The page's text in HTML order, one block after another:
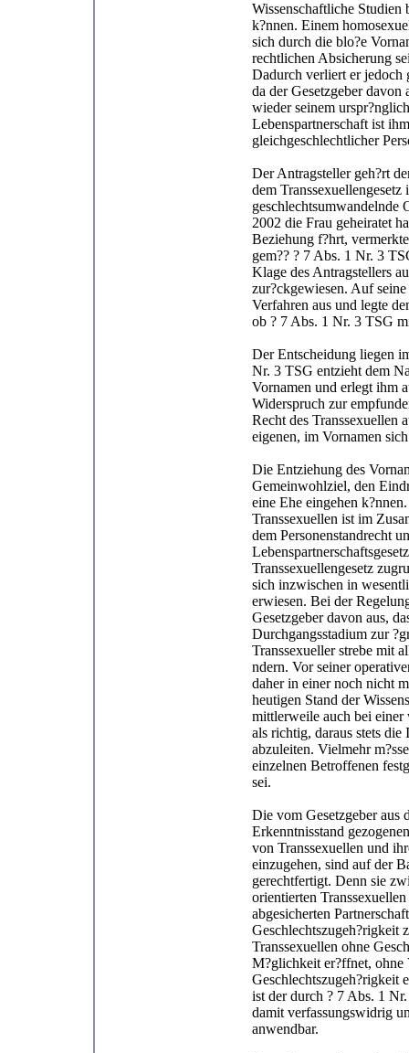
Wissenschaftliche Studien
k?nnen. Einem
sich durch die blo?e
rechtlichen Absicherung
Dadurch verliert er jedoch
da der Gesetzgeber
wieder seinem
Lebenspartnerschaft ist
gleichgeschlechtlicher
Der Antragsteller geh?rt
dem
geschlechtsumwandelnde
2002 die Frau geheiratet
Beziehung f?hrt,
gem?? ? 7 Abs. 1 Nr. 3
Klage des Antragstellers
zur?ckgewiesen. Auf
Verfahren aus und legte
ob ? 7 Abs. 1 Nr. 3 TSG
Der Entscheidung liegen
Nr. 3 TSG entzieht dem
Vornamen und erlegt ihm
Widerspruch zur
Recht des Transsexuellen
eigenen, im Vornamen
Die Entziehung des
Gemeinwohlziel, den
eine Ehe eingehen
Transsexuellen ist im
dem Personenstandrecht
Transsexuellengesetz
sich inzwischen in
erwiesen. Bei der
Gesetzgeber davon aus,
Durchgangsstadium zur
Transsexueller strebe mit
ndern. Vor seiner
daher in einer noch nicht
heutigen Stand der
mittlerweile auch bei einer
als richtig, daraus stets
abzuleiten. Vielmehr
einzelnen Betroffenen
sei.
Die vom Gesetzgeber aus
Erkenntnisstand
von Transsexuellen und
einzugehen, sind auf der
gerechtfertigt. Denn sie
orientierten
abgesicherten
Geschlechtszugeh?rigkeit
Transsexuellen ohne
M?glichkeit er?ffnet, ohne
Geschlechtszugeh?rigkeit
ist der durch ? 7 Abs. 1
damit verfassungswidrig
anwendbar.